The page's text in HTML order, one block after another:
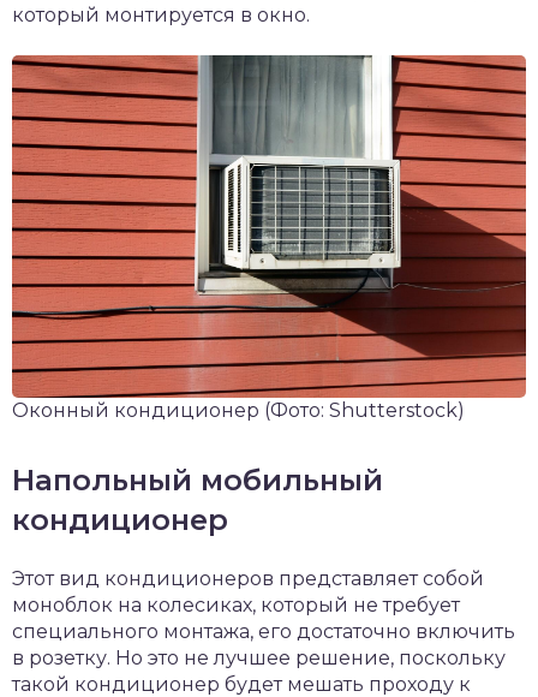
который монтируется в окно.
Оконный кондиционер (Фото: Shutterstock)
Напольный мобильный
кондиционер
Этот вид кондиционеров представляет собой
моноблок на колесиках, который не требует
специального монтажа, его достаточно включить
в розетку. Но это не лучшее решение, поскольку
такой кондиционер будет мешать проходу к